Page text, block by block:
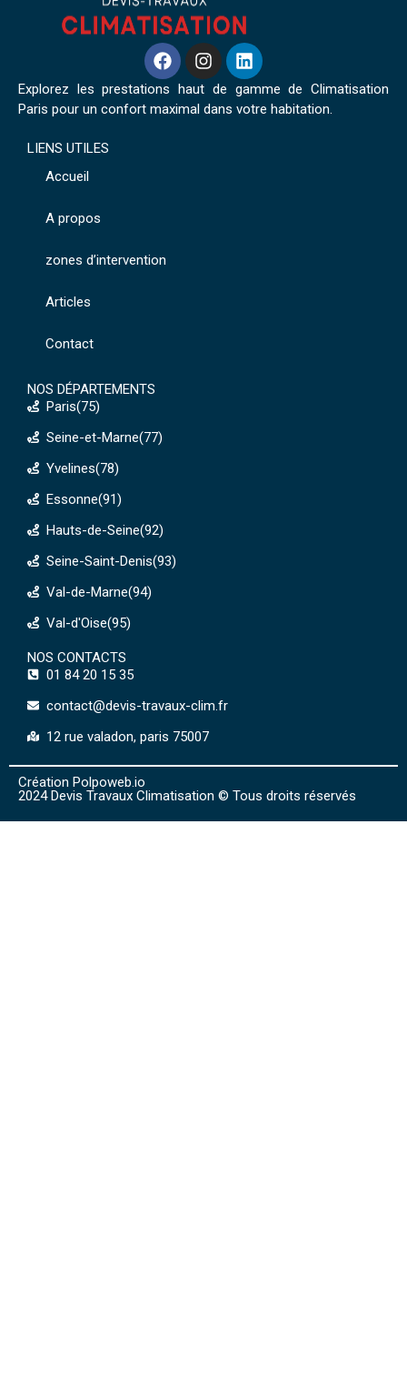
Explorez les prestations haut de gamme de Climatisation
Paris pour un confort maximal dans votre habitation.
LIENS UTILES
Accueil
A propos
zones d’intervention
Articles
Contact
NOS DÉPARTEMENTS
Paris(75)
Seine-et-Marne(77)
Yvelines(78)
Essonne(91)
Hauts-de-Seine(92)
Seine-Saint-Denis(93)
Val-de-Marne(94)
Val-d'Oise(95)
NOS CONTACTS
01 84 20 15 35
contact@devis-travaux-clim.fr
12 rue valadon, paris 75007
Création Polpoweb.io
2024 Devis Travaux Climatisation © Tous droits réservés